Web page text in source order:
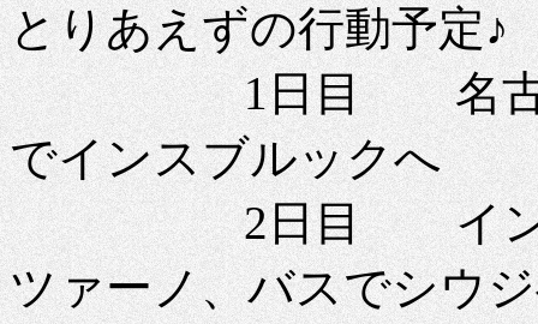
とりあえずの行動予定♪
1日目 名古屋か
でインスブルックへ
2日目 インスブ
ツァーノ、バスでシウ